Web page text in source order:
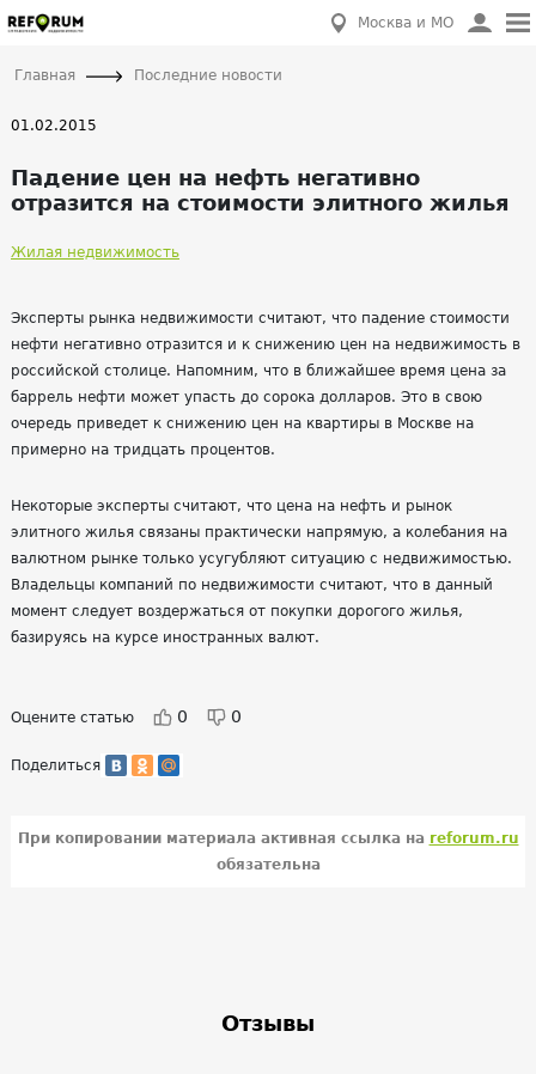
Москва и МО
Главная Последние новости
01.02.2015
Падение цен на нефть негативно
отразится на стоимости элитного жилья
Жилая недвижимость
Эксперты рынка недвижимости считают, что падение стоимости
нефти негативно отразится и к снижению цен на недвижимость в
российской столице. Напомним, что в ближайшее время цена за
баррель нефти может упасть до сорока долларов. Это в свою
очередь приведет к снижению цен на квартиры в Москве на
примерно на тридцать процентов.
Некоторые эксперты считают, что цена на нефть и рынок
элитного жилья связаны практически напрямую, а колебания на
валютном рынке только усугубляют ситуацию с недвижимостью.
Владельцы компаний по недвижимости считают, что в данный
момент следует воздержаться от покупки дорогого жилья,
базируясь на курсе иностранных валют.
Оцените статью 0 0
Поделиться
При копировании материала активная ссылка на reforum.ru
обязательна
Отзывы